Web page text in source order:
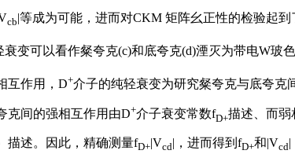
cb|等成为可能，进而对CKM 矩阵幺正性的检验起
变可以看作粲夸克(c)和底夸克(d)湮灭为带电W玻
互作用，D+介子的纯轻衰变为研究粲夸克与底夸克
克间的强相互作用由D+介子衰变常数fD+描述、而
描述。因此，精确测量fD+|Vcd|，进而得到fD+和|Vcd|